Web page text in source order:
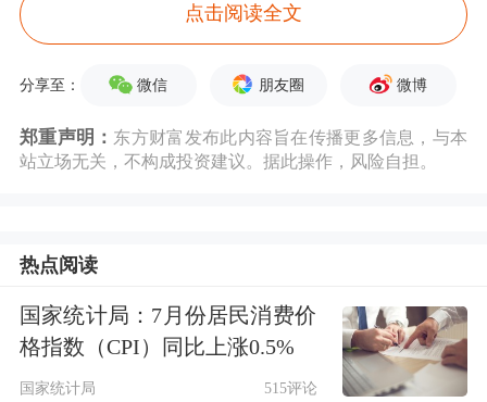
国产软件板块在10月13日表现强势，当
天收盘时盈建科、榕基软件、中国软件
件、达梦数据
消息面上，据券商中国报道，软件股的
走强，跟两则消息密切相关，一是，美
点击阅读全文
分享至： 微信 朋友圈 微博
郑重声明： 东方财富发布此内容旨在传播更多信息，与本
站立场无关，不构成投资建议。据此操作，风险自担。
热点阅读
国家统计局：7月份居民消费价
格指数（CPI）同比上涨0.5%
国家统计局 515评论